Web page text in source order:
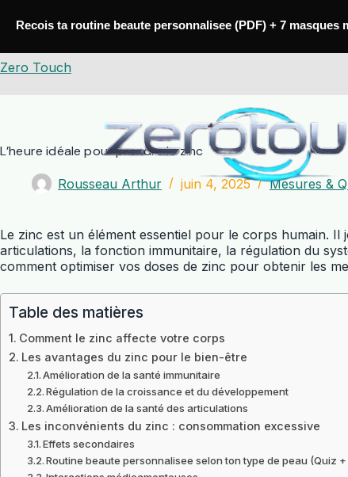
Zero Touch
L’heure idéale pour prendre le zinc
Rousseau Arthur juin 4, 2025 Mesures &
Le zinc est un élément essentiel pour le corps humain.
articulations, la fonction immunitaire, la régulation du
comment optimiser vos doses de zinc pour obtenir les
Table des matières
Comment le zinc affecte votre corps
Les avantages du zinc pour le bien-être
Amélioration de la santé immunitaire
Régulation de la croissance et du développement
Amélioration de la santé des articulations
Les inconvénients du zinc : consommation excessive
Effets secondaires
Routine beaute personnalisee selon ton type de peau (Quiz +
Recois ta routine beaute personnalisee (PDF) + 7 masques